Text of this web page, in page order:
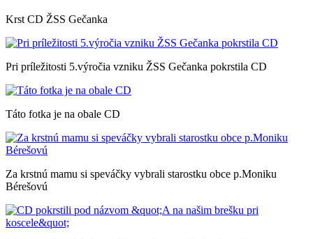
Krst CD ŽSS Gečanka
Pri príležitosti 5.výročia vzniku ŽSS Gečanka pokrstila CD
Táto fotka je na obale CD
Za krstnú mamu si speváčky vybrali starostku obce p.Moniku
Bérešovú